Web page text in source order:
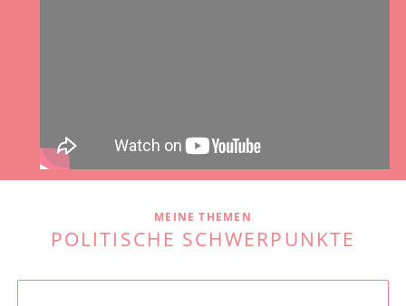
MEINE THEMEN
POLITISCHE SCHWERPUNKTE